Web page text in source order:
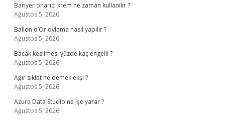
Bariyer onarıcı krem ne zaman kullanılır ?
Ağustos 5, 2026
Ballon d’Or oylama nasıl yapılır ?
Ağustos 5, 2026
Bacak kesilmesi yüzde kaç engelli ?
Ağustos 5, 2026
Ağır sıklet ne demek ekşi ?
Ağustos 5, 2026
Azure Data Studio ne işe yarar ?
Ağustos 5, 2026